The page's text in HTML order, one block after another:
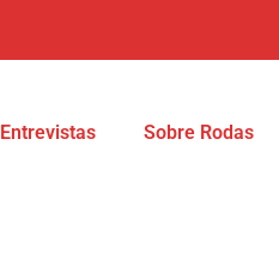
Entrevistas Sobre Rodas